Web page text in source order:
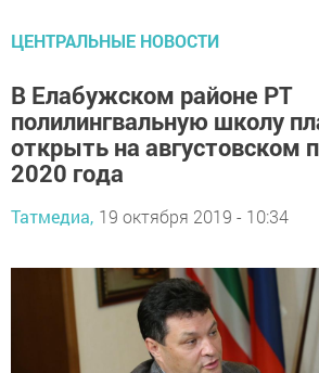
ЦЕНТРАЛЬНЫЕ НОВОСТИ
В Елабужском районе РТ
полилингвальную школу
открыть на августовском
2020 года
Татмедиа, 19 октября 2019 - 10:34